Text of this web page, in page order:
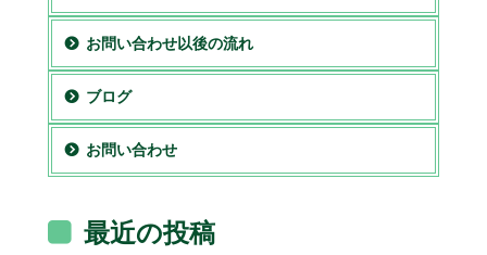
お問い合わせ以後の流れ
ブログ
お問い合わせ
最近の投稿